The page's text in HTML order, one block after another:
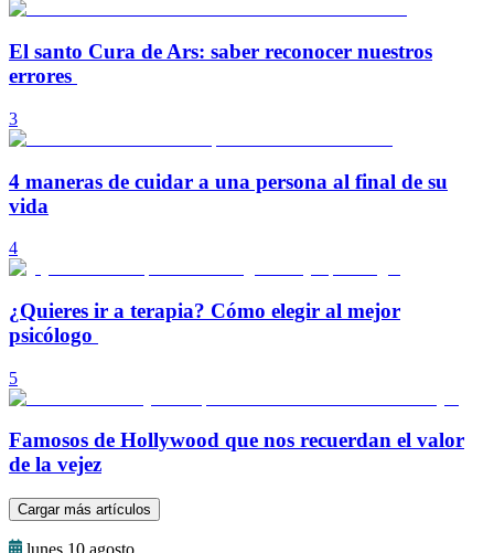
El santo Cura de Ars: saber reconocer nuestros
errores
3
4 maneras de cuidar a una persona al final de su
vida
4
¿Quieres ir a terapia? Cómo elegir al mejor
psicólogo
5
Famosos de Hollywood que nos recuerdan el valor
de la vejez
Cargar más artículos